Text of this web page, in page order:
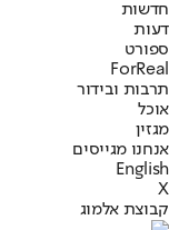
חדשות
דעות
ספורט
ForReal
תרבות ובידור
אוכל
מגזין
אנחנו מגייסים
English
X
קבוצת אלמוג